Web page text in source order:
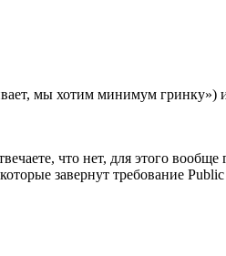
мы хотим минимум гринку») и
что нет, для этого
завернут требование